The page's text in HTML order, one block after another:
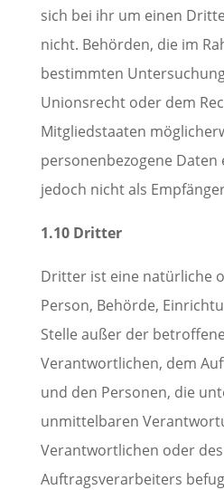
sich bei ihr um einen
nicht. Behörden, die im
bestimmten
Unionsrecht oder dem
Mitgliedstaaten
personenbezogene Daten
jedoch nicht als
1.10 Dritter
Dritter ist eine natürliche
Person, Behörde,
Stelle außer der
Verantwortlichen, dem
und den Personen, die
unmittelbaren
Verantwortlichen oder des
Auftragsverarbeiters